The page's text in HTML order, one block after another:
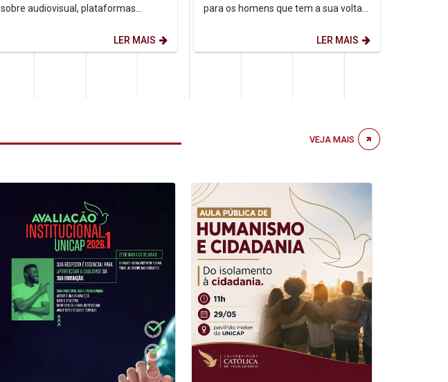
sobre audiovisual, plataformas
destaque em dois importantes...
LER MAIS
para os homens que tem a sua volta”.
LER MAIS
VEJA MAIS